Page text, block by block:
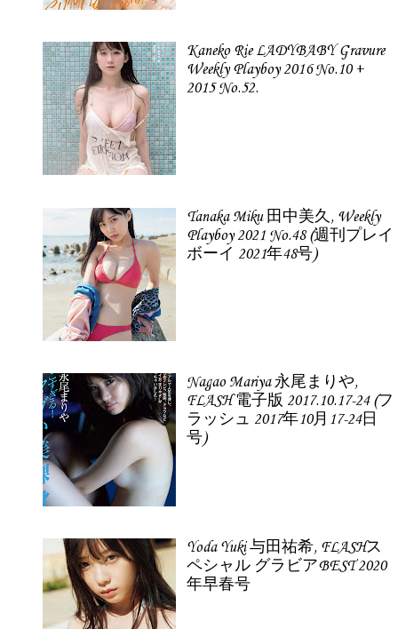
Kaneko Rie LADYBABY Gravure
Weekly Playboy 2016 No.10 +
2015 No.52.
Tanaka Miku 田中美久, Weekly
Playboy 2021 No.48 (週刊プレイ
ボーイ 2021年48号)
Nagao Mariya 永尾まりや,
FLASH 電子版 2017.10.17-24 (フ
ラッシュ 2017年10月17-24日
号)
Yoda Yuki 与田祐希, FLASHス
ペシャル グラビアBEST 2020
年早春号